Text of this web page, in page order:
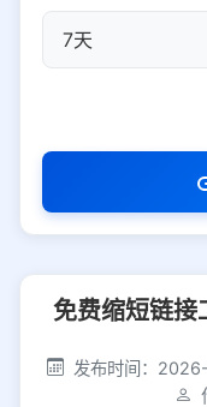
访问密码
社交平台
免费缩短链接
发布时间：